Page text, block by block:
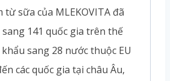
từ sữa của MLEKOVITA đã
141 quốc gia trên thế
sang 28 nước thuộc EU
các quốc gia tại châu Âu,